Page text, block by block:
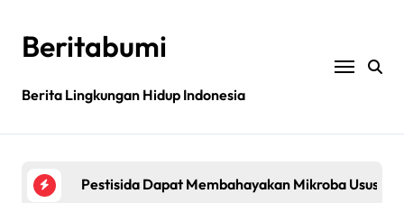
contentBeritabumi
Berita Lingkungan Hidup Indonesia
Pestisida Dapat Membahayakan Mikroba Usus